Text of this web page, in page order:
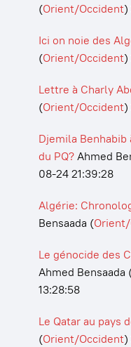
(Orient/Occident)
Ici on noie des
(Orient/Occident)
Lettre à Charly
(Orient/Occident)
Djemila Benhabib
du PQ?Ahmed
08-24 21:39:28
Algérie:
Bensaada (
Le génocide des
Ahmed Bensaada
13:28:58
Le Qatar au pays
(Orient/Occident)